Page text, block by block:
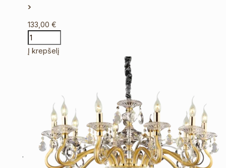
133,00€
Į krepšelį